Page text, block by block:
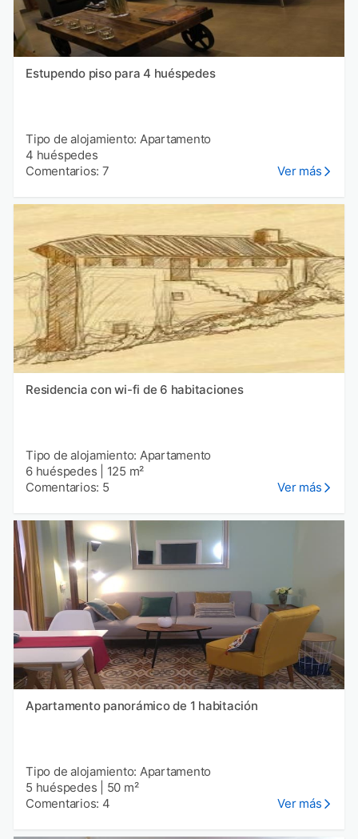
Estupendo piso para 4 huéspedes
Tipo de alojamiento: Apartamento
4 huéspedes
Comentarios: 7
Ver más
Residencia con wi-fi de 6 habitaciones
Tipo de alojamiento: Apartamento
6 huéspedes
125 m²
Comentarios: 5
Ver más
Apartamento panorámico de 1 habitación
Tipo de alojamiento: Apartamento
5 huéspedes
50 m²
Comentarios: 4
Ver más